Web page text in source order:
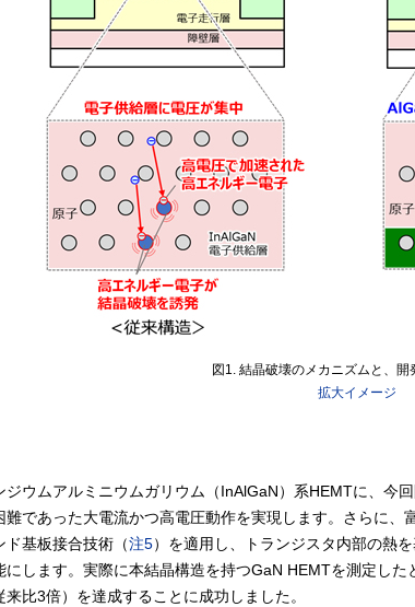
図1. 結晶破壊のメカニズムと、開
拡大イメージ
ジウムアルミニウムガリウム（InAlGaN）系HEMTに、今
難であった大電流かつ高電圧動作を実現します。さらに
ド基板接合技術（注5）を適用し、トランジスタ内部の熱
にします。実際に本結晶構造を持つGaN HEMTを測定し
来比3倍）を達成することに成功しました。